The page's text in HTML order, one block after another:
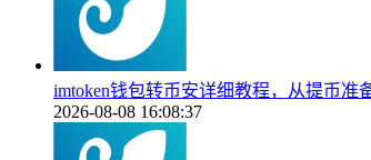
imtoken钱包转币安详细教程，从提币准
2026-08-08 16:08:37